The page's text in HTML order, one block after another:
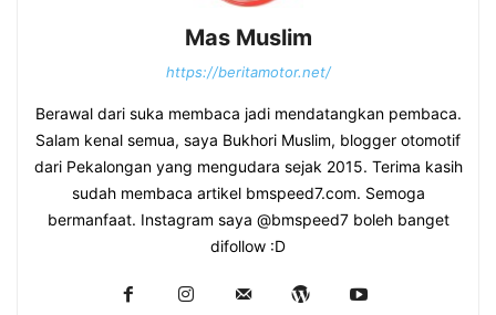
Mas Muslim
https://beritamotor.net/
Berawal dari suka membaca jadi mendatangkan pembaca.
Salam kenal semua, saya Bukhori Muslim, blogger otomotif
dari Pekalongan yang mengudara sejak 2015. Terima kasih
sudah membaca artikel bmspeed7.com. Semoga
bermanfaat. Instagram saya @bmspeed7 boleh banget
difollow :D